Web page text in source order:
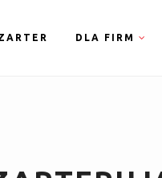
DLA FIRM